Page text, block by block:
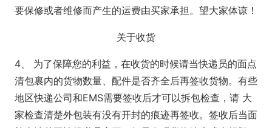
要保修或者维修而产生的运费由买家承担。望大家体谅！
关于收货
4、 为了保障您的利益，在收货的时候请当快递员的面点
清包裹内的货物数量、配件是否齐全后再签收货物。有些
地区快递公司和EMS需要签收后才可以拆包检查，请 大
家检查清楚外包装有没有开封的痕迹再签收。签收后当面